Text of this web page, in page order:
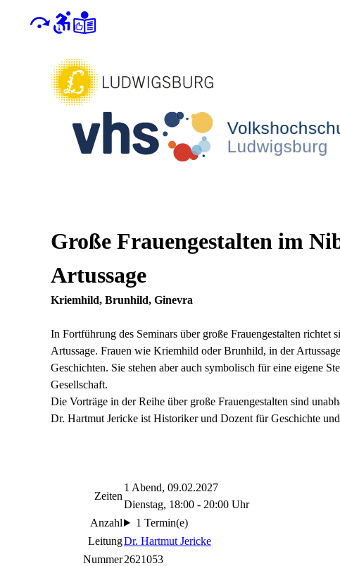
Große Frauengestalten im
Artussage
Kriemhild, Brunhild, Ginevra
In Fortführung des Seminars über große Frauengestalten
Artussage. Frauen wie Kriemhild oder Brunhild, in der
Geschichten. Sie stehen aber auch symbolisch für eine eigene
Gesellschaft.
Die Vorträge in der Reihe über große Frauengestalten sind
Dr. Hartmut Jericke ist Historiker und Dozent für Geschichte
Zeiten
1 Abend, 09.02.2027
Dienstag, 18:00 - 20:00 Uhr
Anzahl
1 Termin(e)
LeitungDr. Hartmut Jericke
Nummer2621053